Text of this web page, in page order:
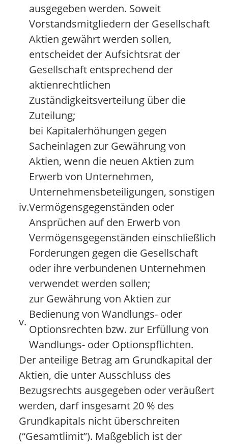
ausgegeben werden. Soweit
Vorstandsmitgliedern der Gesellschaft
Aktien gewährt werden sollen,
entscheidet der Aufsichtsrat der
Gesellschaft entsprechend der
aktienrechtlichen
Zuständigkeitsverteilung über die
Zuteilung;
iv.
bei Kapitalerhöhungen gegen
Sacheinlagen zur Gewährung von
Aktien, wenn die neuen Aktien zum
Erwerb von Unternehmen,
Unternehmensbeteiligungen, sonstigen
Vermögensgegenständen oder
Ansprüchen auf den Erwerb von
Vermögensgegenständen einschließlich
Forderungen gegen die Gesellschaft
oder ihre verbundenen Unternehmen
verwendet werden sollen;
v.
zur Gewährung von Aktien zur
Bedienung von Wandlungs- oder
Optionsrechten bzw. zur Erfüllung von
Wandlungs- oder Optionspflichten.
Der anteilige Betrag am Grundkapital der
Aktien, die unter Ausschluss des
Bezugsrechts ausgegeben oder veräußert
werden, darf insgesamt 20 % des
Grundkapitals nicht überschreiten
(“Gesamtlimit”). Maßgeblich ist der